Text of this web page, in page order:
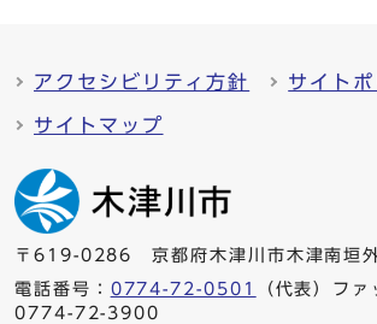
アクセシビリティ方針 サイト
サイトマップ
〒619-0286 京都府木津川市木津南垣
電話番号： 0774-72-0501
（代表）ファ
0774-72-3900